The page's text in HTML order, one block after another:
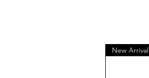
New Arrival